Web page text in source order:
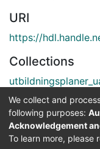
URI
https://
Collections
Full item page
DSpace software
We collect and
following purposes:
Acknowledgement
To learn more, please